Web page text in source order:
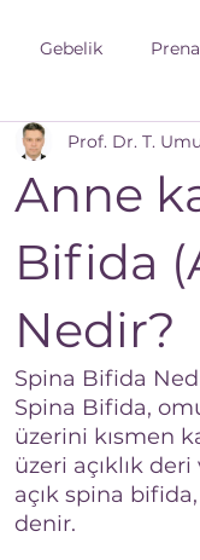
Gebelik
Gebelik
Gebelikte
Anne
Bifida
Nedir?
Prof. Dr. T.
Spina Bifida
Spina Bifida,
üzerini kısmen
üzeri açıklık
açık spina
denir.